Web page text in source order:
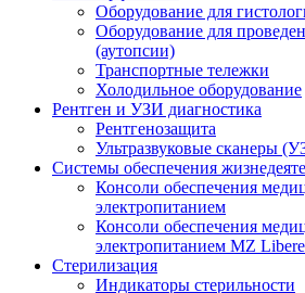
Оборудование для
Оборудование для
(аутопсии)
Транспортные тележки
Холодильное оборудование
Рентген и УЗИ диагностика
Рентгенозащита
Ультразвуковые сканеры
Системы обеспечения
Консоли обеспечения
электропитанием
Консоли обеспечения
электропитанием MZ
Стерилизация
Индикаторы стерильности